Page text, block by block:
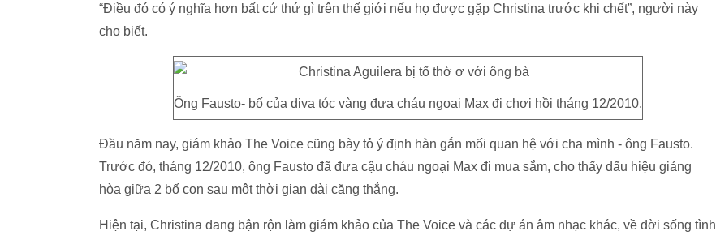
“Điều đó có ý nghĩa hơn bất cứ thứ gì trên thế giới nếu họ được gặp Christina trước khi chết”, người này
cho biết.
Ông Fausto- bố của diva tóc vàng đưa cháu ngoại Max đi chơi hồi tháng 12/2010.
Đầu năm nay, giám khảo The Voice cũng bày tỏ ý định hàn gắn mối quan hệ với cha mình - ông Fausto.
Trước đó, tháng 12/2010, ông Fausto đã đưa cậu cháu ngoại Max đi mua sắm, cho thấy dấu hiệu giảng
hòa giữa 2 bố con sau một thời gian dài căng thẳng.
Hiện tại, Christina đang bận rộn làm giám khảo của The Voice và các dự án âm nhạc khác, về đời sống tình